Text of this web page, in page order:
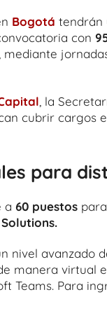
Bogotá tendrán
con
mediante
, la
cubrir cargos
para
a 60 puestos
nivel avanzado
manera virtual
Teams. Para